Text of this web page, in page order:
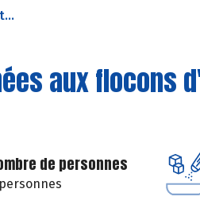
aux flocons
de personnes